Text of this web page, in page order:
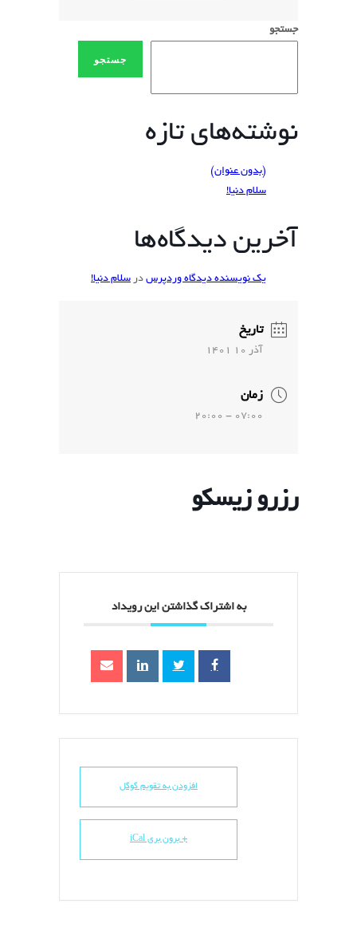
جستجو
جستجو
نوشته‌های تازه
(بدون عنوان)
سلام دنیا!
آخرین دیدگاه‌ها
یک نویسنده دیدگاه وردپرس در سلام دنیا!
تاریخ
آذر 10 1401
زمان
07:00 - 20:00
رزرو زیسکو
به اشتراک گذاشتن این رویداد
افزودن به تقویم گوگل
+ برون بری iCal